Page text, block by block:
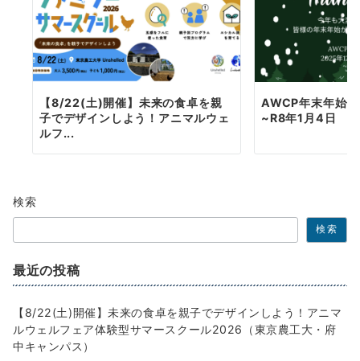
【8/22(土)開催】未来の食卓を親
子でデザインしよう！アニマルウェ
ルフ...
AWCP年末年始
~R8年1月4日
検索
検索
最近の投稿
【8/22(土)開催】未来の食卓を親子でデザインしよう！アニマ
ルウェルフェア体験型サマースクール2026（東京農工大・府
中キャンパス）